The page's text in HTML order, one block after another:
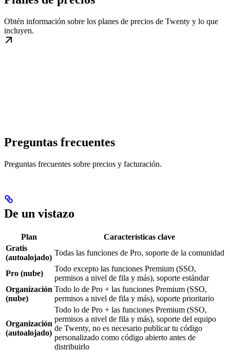
Obtén información sobre los planes de precios de Twenty y lo que
incluyen.
Preguntas frecuentes
Preguntas frecuentes sobre precios y facturación.
De un vistazo
Plan
Características clave
Gratis
(autoalojado)
Todas las funciones de Pro, soporte de la comunidad
Pro (nube)
Todo excepto las funciones Premium (SSO,
permisos a nivel de fila y más), soporte estándar
Organización
(nube)
Todo lo de Pro + las funciones Premium (SSO,
permisos a nivel de fila y más), soporte prioritario
Organización
(autoalojado)
Todo lo de Pro + las funciones Premium (SSO,
permisos a nivel de fila y más), soporte del equipo
de Twenty, no es necesario publicar tu código
personalizado como código abierto antes de
distribuirlo